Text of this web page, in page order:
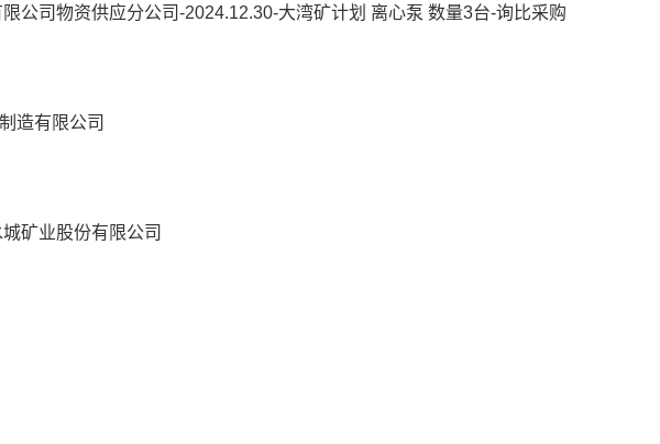
公司物资供应分公司-2024.12.30-大湾矿计划 离心泵 数量3台-询比采购
造有限公司
矿业股份有限公司